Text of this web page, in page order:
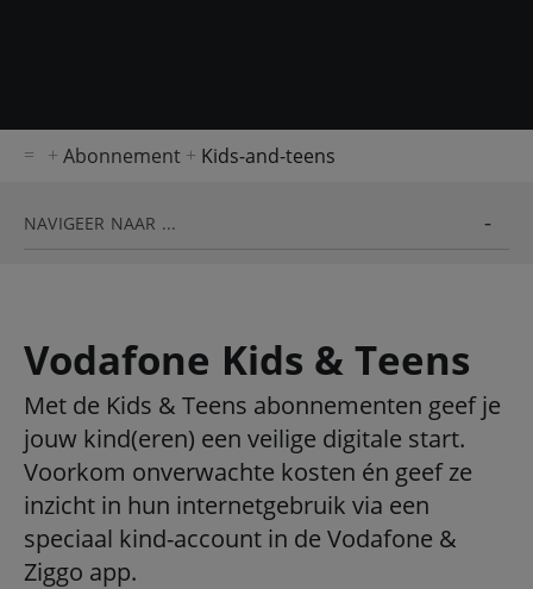
Abonnement Kids-and-teens
NAVIGEER NAAR ...
Vodafone Kids & Teens
Met de Kids & Teens abonnementen geef je
jouw kind(eren) een veilige digitale start.
Voorkom onverwachte kosten én geef ze
inzicht in hun internetgebruik via een
speciaal kind-account in de Vodafone &
Ziggo app.